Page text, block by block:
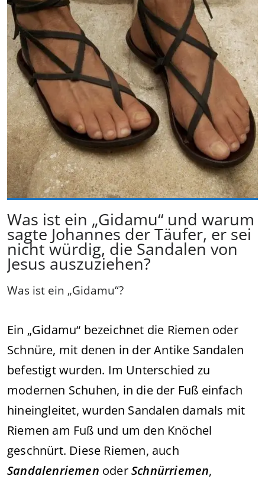
Was ist ein „Gidamu“ und warum
sagte Johannes der Täufer, er sei
nicht würdig, die Sandalen von
Jesus auszuziehen?
Was ist ein „Gidamu“?
Ein „Gidamu“ bezeichnet die Riemen oder
Schnüre, mit denen in der Antike Sandalen
befestigt wurden. Im Unterschied zu
modernen Schuhen, in die der Fuß einfach
hineingleitet, wurden Sandalen damals mit
Riemen am Fuß und um den Knöchel
geschnürt. Diese Riemen, auch
Sandalenriemen oderSchnürriemen,